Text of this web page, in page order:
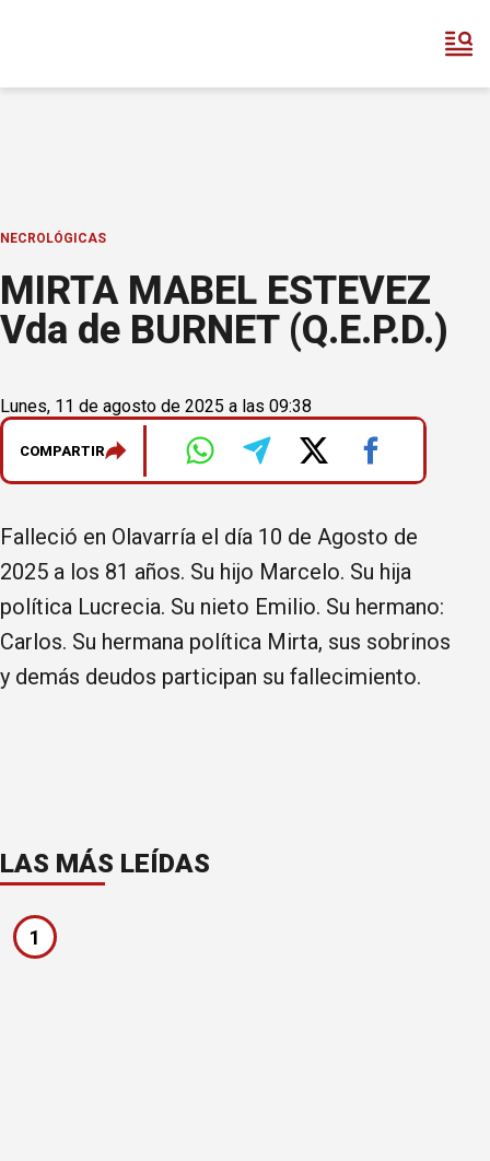
NECROLÓGICAS
MIRTA MABEL ESTEVEZ
Vda de BURNET (Q.E.P.D.)
Lunes, 11 de agosto de 2025 a las 09:38
COMPARTIR
Falleció en Olavarría el día 10 de Agosto de
2025 a los 81 años. Su hijo Marcelo. Su hija
política Lucrecia. Su nieto Emilio. Su hermano:
Carlos. Su hermana política Mirta, sus sobrinos
y demás deudos participan su fallecimiento.
LAS MÁS LEÍDAS
1